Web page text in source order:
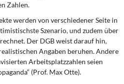
Zahlen.
werden von verschiedener Seite in
Szenario, und zudem über
Der DGB weist darauf hin,
Angaben beruhen. Andere
Arbeitsplatzzahlen seien
(Prof. Max Otte).